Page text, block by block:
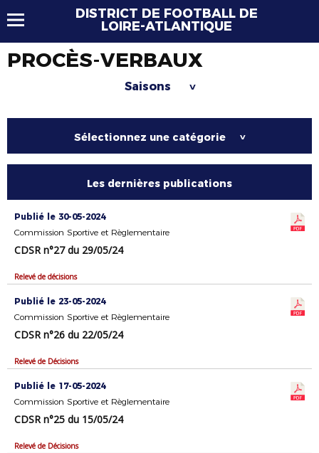
DISTRICT DE FOOTBALL DE
LOIRE-ATLANTIQUE
PROCÈS-VERBAUX
Saisons >
Sélectionnez une catégorie >
Les dernières publications
Publié le 30-05-2024
Commission Sportive et Règlementaire
CDSR n°27 du 29/05/24
Relevé de décisions
Publié le 23-05-2024
Commission Sportive et Règlementaire
CDSR n°26 du 22/05/24
Relevé de Décisions
Publié le 17-05-2024
Commission Sportive et Règlementaire
CDSR n°25 du 15/05/24
Relevé de Décisions